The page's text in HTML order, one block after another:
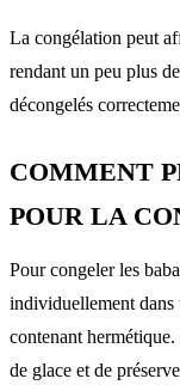
La congélation peut
rendant un peu plus
décongelés
COMMENT
POUR LA
Pour congeler les
individuellement dans
contenant
de glace et de